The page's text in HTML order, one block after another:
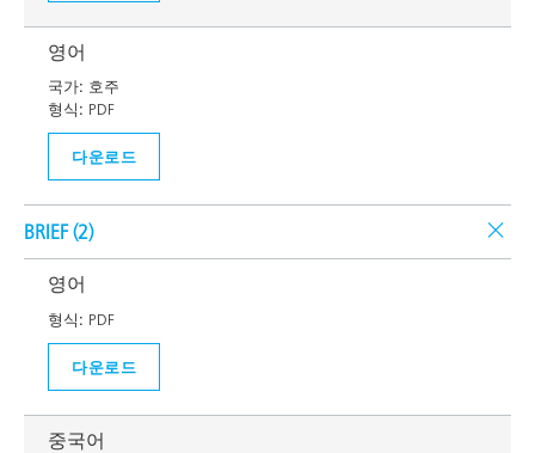
영어
국가: 호주
형식: PDF
다운로드
BRIEF (2)
영어
형식: PDF
다운로드
중국어